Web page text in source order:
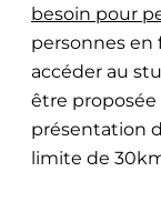
besoin pour
personnes
accéder au
être proposée
présentation
limite de